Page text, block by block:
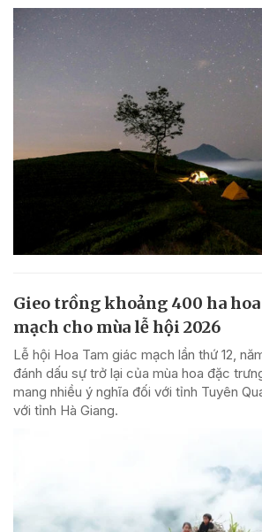
Gieo trồng khoảng 400 ha
mạch cho mùa lễ hội 2026
Lễ hội Hoa Tam giác mạch lần thứ 12,
đánh dấu sự trở lại của mùa hoa đặc
mang nhiều ý nghĩa đối với tỉnh Tuyên
với tỉnh Hà Giang.